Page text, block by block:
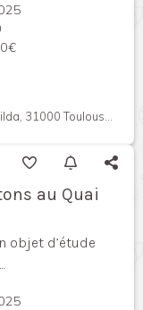
Toulouse, France
au Quai
objet d’étude